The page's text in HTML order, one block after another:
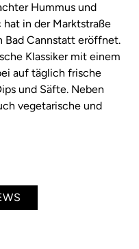
Hummus und
hat in der Marktstraße
Bad Cannstatt eröffnet.
Klassiker mit einem
auf täglich frische
und Säfte. Neben
vegetarische und